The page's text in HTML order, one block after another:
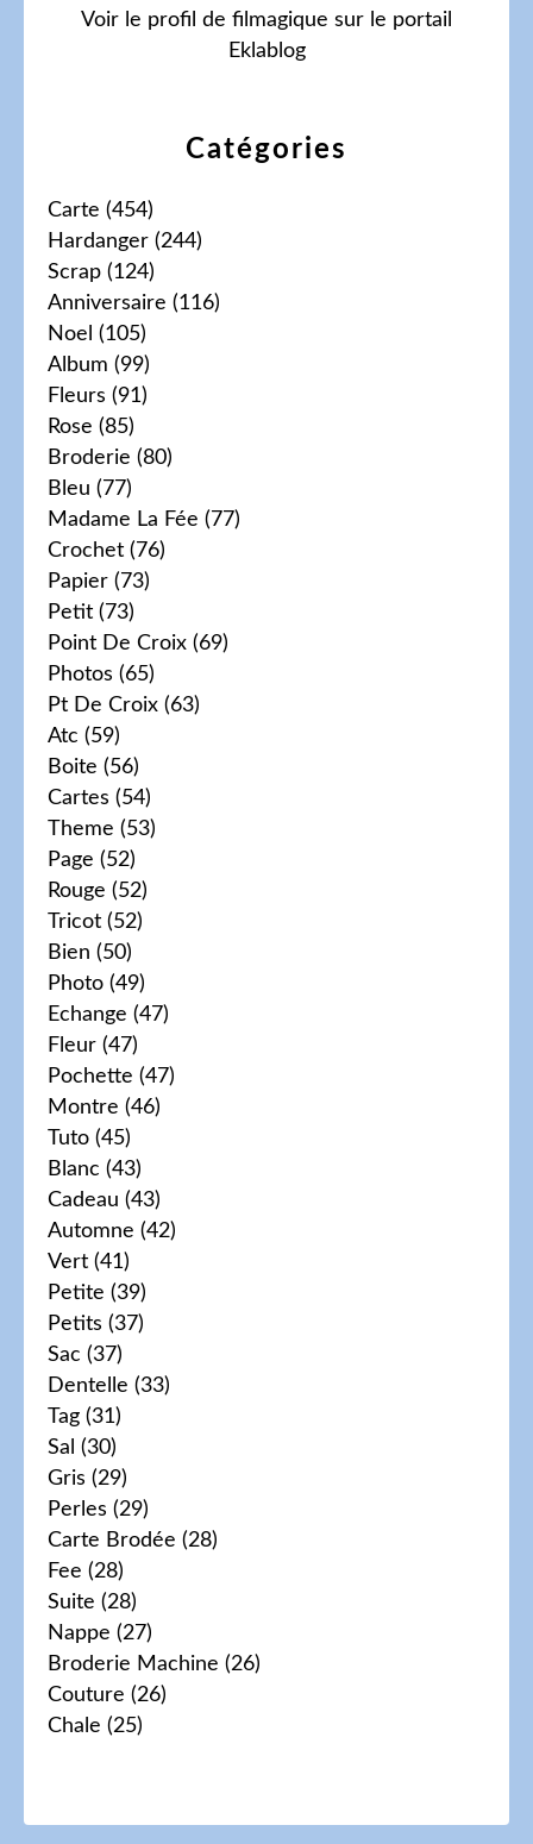
Catégories
Carte (454)
Hardanger (244)
Scrap (124)
Anniversaire (116)
Noel (105)
Album (99)
Fleurs (91)
Rose (85)
Broderie (80)
Bleu (77)
Madame La Fée (77)
Crochet (76)
Papier (73)
Petit (73)
Point De Croix (69)
Photos (65)
Pt De Croix (63)
Atc (59)
Boite (56)
Cartes (54)
Theme (53)
Page (52)
Rouge (52)
Tricot (52)
Bien (50)
Photo (49)
Echange (47)
Fleur (47)
Pochette (47)
Montre (46)
Tuto (45)
Blanc (43)
Cadeau (43)
Automne (42)
Vert (41)
Petite (39)
Petits (37)
Sac (37)
Dentelle (33)
Tag (31)
Sal (30)
Gris (29)
Perles (29)
Carte Brodée (28)
Fee (28)
Suite (28)
Nappe (27)
Broderie Machine (26)
Couture (26)
Chale (25)
Voir le profil de filmagique sur le portail
Eklablog